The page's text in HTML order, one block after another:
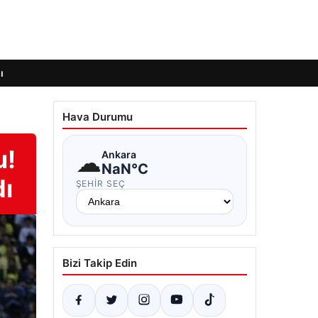
Hava Durumu
☁Ankara
NaN°C
ŞEHIR SEÇ
Bizi Takip Edin